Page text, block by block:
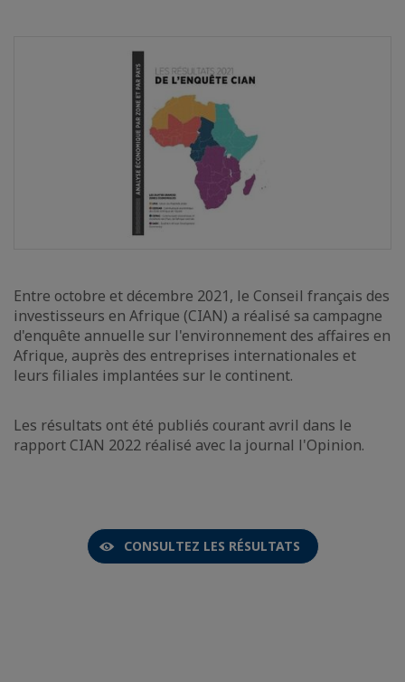
Entre octobre et décembre 2021, le Conseil français des
investisseurs en Afrique (CIAN) a réalisé sa campagne
d'enquête annuelle sur l'environnement des affaires en
Afrique, auprès des entreprises internationales et
leurs filiales implantées sur le continent.
Les résultats ont été publiés courant avril dans le
rapport CIAN 2022 réalisé avec la journal l'Opinion.
CONSULTEZ LES RÉSULTATS